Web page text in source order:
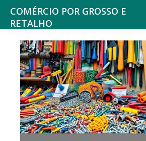
Saltar
para
menu
principal
Skip
main
content
COMÉRCIO POR GROSSO E
RETALHO
Espaço
de
reflexão
sobre
Comércio